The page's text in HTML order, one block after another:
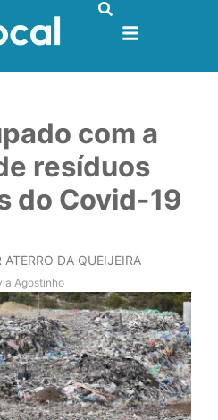
com a
resíduos
do Covid-19
ATERRO DA QUEIJEIRA
Agostinho